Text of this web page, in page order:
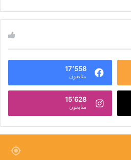
17٬558
متابعون
15٬628
متابعون